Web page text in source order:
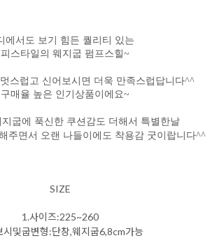
에서도 보기 힘든 퀄리티 있는
스타일의 웨지굽 펌프스힐~
스럽고 신어보시면 더욱 만족스럽답니다^^
매율 높은 인기상품이에요~
굽에 푹신한 쿠션감도 더해서 특별한날
주면서 오랜 나들이에도 착용감 굿이랍니다^^
SIZE
1.사이즈:225~260
시및굽변형:단창,웨지굽6,8cm가능